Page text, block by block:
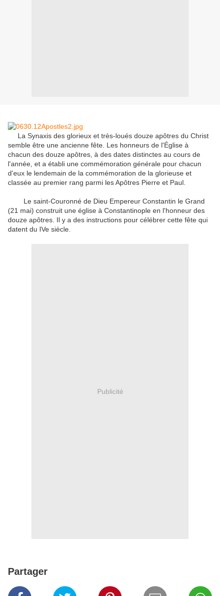
La Synaxis des glorieux et très-loués douze apôtres du Christ
semble être une ancienne fête Les honneurs de l'Église à
chacun des douze apôtres , à des dates distinctes au cours de
l'année et a établi une commémoration générale pour chacun
d'eux le lendemain de la commémoration de la glorieuse et
classée au premier rang parmi lesApôtres Pierre et Paul
Le saint-Couronné de Dieu Empereur Constantin le Grand
(21 mai) construit une église à Constantinople en l'honneur des
douze apôtres Il y a des instructions pour célébrer cette fête qui
datent du IVe siècle
Publicité
Partager